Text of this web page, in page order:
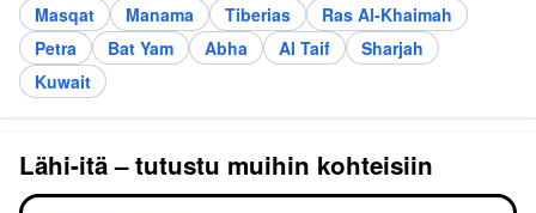
Masqat
Manama Tiberias
Ras Al-Khaimah
Petra
Bat Yam Abha Al Taif
Sharjah
Kuwait
Lähi-itä – tutustu muihin kohteisiin